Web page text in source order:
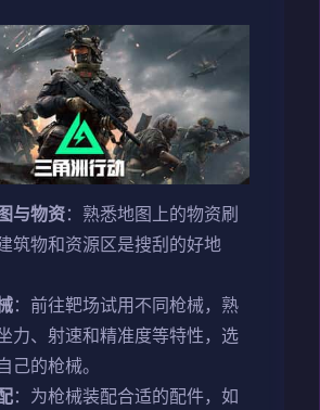
与物资：熟悉地图上的物资刷
筑物和资源区是搜刮的好地
：前往靶场试用不同枪械，熟
力、射速和精准度等特性，选
己的枪械。
：为枪械装配合适的配件，如